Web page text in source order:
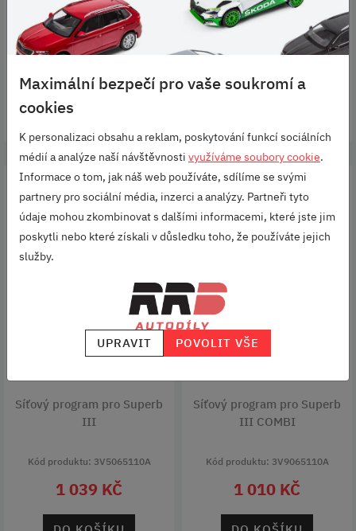
Kód produktu: 658065110C
489 KČ
DO KOŠÍKU
1 519 KČ
1 390 KČ
DO KOŠÍKU
SÍŤOVÝ PROGRAM -
Síťový program pro Superb
III
Kód produktu: 3V5065110A
1 039 KČ
SÍŤOVÝ PROGRAM -
Síťový program pro Superb
III COMBI
Kód produktu: 3V9065110A
1 010 KČ
Maximální bezpečí pro vaše soukromí a
cookies
K personalizaci obsahu a reklam, poskytování funkcí sociálních
médií a analýze naší návštěvnosti využíváme soubory cookie.
Informace o tom, jak náš web používáte, sdílíme se svými
partnery pro sociální média, inzerci a analýzy. Partneři tyto
údaje mohou zkombinovat s dalšími informacemi, které jste jim
poskytli nebo které získali v důsledku toho, že používáte jejich
služby.
UPRAVIT POVOLIT VŠE